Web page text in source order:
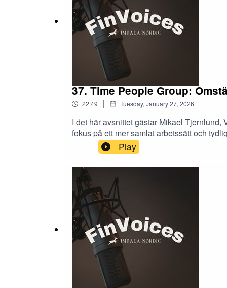
37. Time People Group:
22:49 | Tuesday, January 27, 2026
I det här avsnittet gästar Mikael
fokus på ett mer samlat arbetssätt och
hur koncernen ser på sin position i
med att sammansvetsa bolagen och
gränslandet mot IT, breddningen mot nya
avsnittet är Charlie Dahlström, Analytiker
på uppdrag av bolaget.
Play